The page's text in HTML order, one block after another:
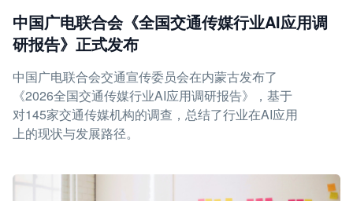
中国广电联合会《全国交通传媒行业AI应用调
研报告》正式发布
中国广电联合会交通宣传委员会在内蒙古发布了
《2026全国交通传媒行业AI应用调研报告》，基于
对145家交通传媒机构的调查，总结了行业在AI应用
上的现状与发展路径。